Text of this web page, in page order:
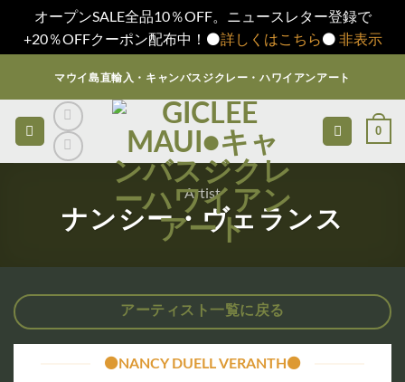
オープンSALE全品10％OFF。ニュースレター登録で
+20％OFFクーポン配布中！⚫️詳しくはこちら⚫️ 非表示
マウイ島直輸入・キャンバスジクレー・ハワイアンアート
0
Artist
ナンシー・ヴェランス
アーティスト一覧に戻る
⚫️NANCY DUELL VERANTH⚫️